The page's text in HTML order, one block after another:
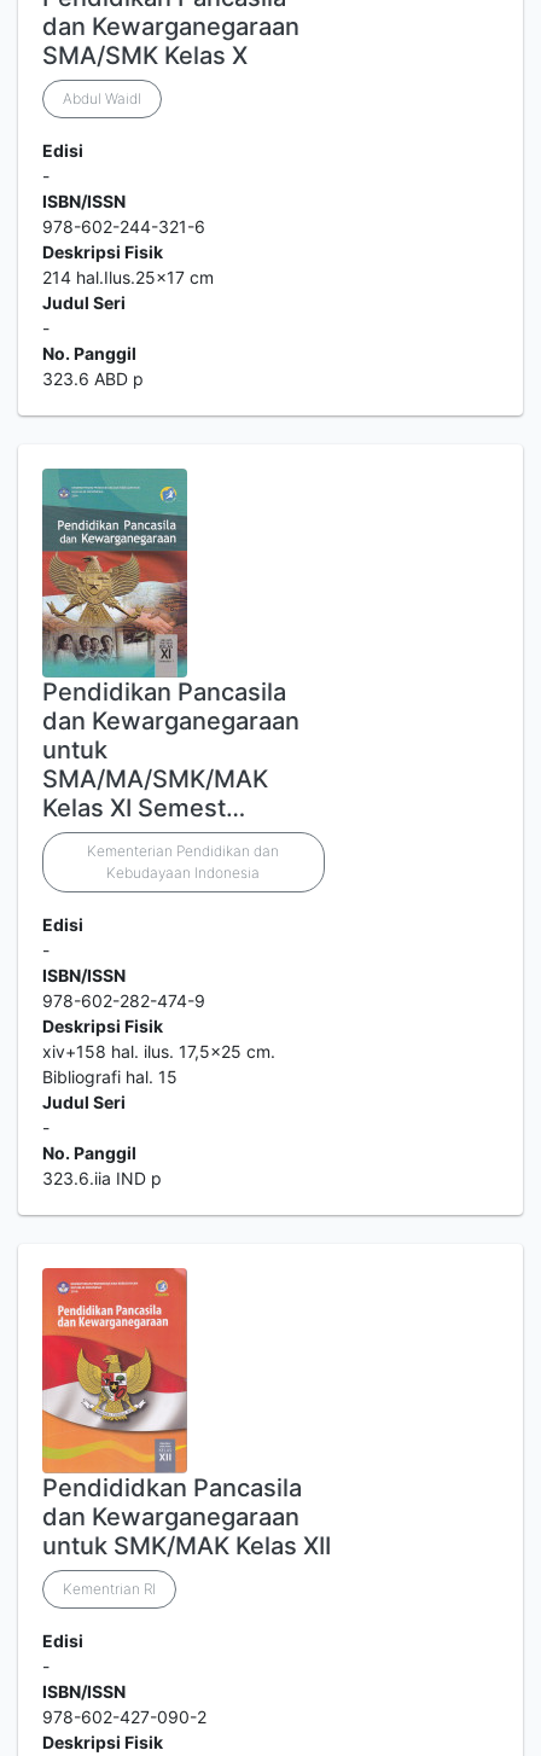
dan Kewarganegaraan
SMA/SMK Kelas X
Abdul WaidI
Edisi
-
ISBN/ISSN
978-602-244-321-6
Deskripsi Fisik
214 hal.Ilus.25x17 cm
Judul Seri
-
No. Panggil
323.6 ABD p
Pendidikan Pancasila
dan Kewarganegaraan
untuk
SMA/MA/SMK/MAK
Kelas XI Semest…
Kementerian Pendidikan dan
Kebudayaan Indonesia
Edisi
-
ISBN/ISSN
978-602-282-474-9
Deskripsi Fisik
xiv+158 hal. ilus. 17,5x25 cm.
Bibliografi hal. 15
Judul Seri
-
No. Panggil
323.6.iia IND p
Pendididkan Pancasila
dan Kewarganegaraan
untuk SMK/MAK Kelas XII
Kementrian RI
Edisi
-
ISBN/ISSN
978-602-427-090-2
Deskripsi Fisik